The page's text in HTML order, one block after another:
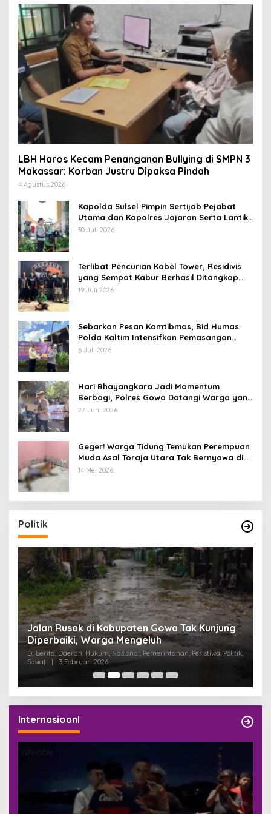
LBH Haros Kecam Penanganan Bullying di SMPN 3
Makassar: Korban Justru Dipaksa Pindah
4 Agustus 2026
Kapolda Sulsel Pimpin Sertijab Pejabat
Utama dan Kapolres Jajaran Serta Lantik
Karolog dan Kapolresta Gowa
30 Juli 2026
Terlibat Pencurian Kabel Tower, Residivis
yang Sempat Kabur Berhasil Ditangkap
Tim Gabungan di Jeneponto
19 Juli 2026
Sebarkan Pesan Kamtibmas, Bid Humas
Polda Kaltim Intensifkan Pemasangan
Spanduk serta Pembagian Stiker
6 Juli 2026
Hari Bhayangkara Jadi Momentum
Berbagi, Polres Gowa Datangi Warga yang
Membutuhkan
27 Juni 2026
Geger! Warga Tidung Temukan Perempuan
Muda Asal Toraja Utara Tak Bernyawa di
Kamar Kos
14 Mei 2026
Politik
Jalan Rusak di Kabupaten Gowa Tak Kunjung
Diperbaiki, Warga Mengeluh
Di Berita, Daerah, Hukum, Nasional, Pemerintahan, Peristiwa, Politik,
Sosial
| 3 Februari 2026
Internasioanl